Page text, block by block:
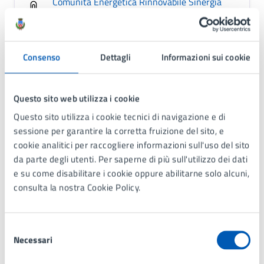
Consenso Dettagli Informazioni sui cookie
Questo sito web utilizza i cookie
Questo sito utilizza i cookie tecnici di navigazione e di
sessione per garantire la corretta fruizione del sito, e
cookie analitici per raccogliere informazioni sull'uso del sito
da parte degli utenti. Per saperne di più sull'utilizzo dei dati
e su come disabilitare i cookie oppure abilitarne solo alcuni,
consulta la nostra Cookie Policy.
delNecessari
Ambiente Ecologia
Telefono:039 73971
E-mail:ecologia@comune.lissone.mb.it
PEC:pec@comunedilissone.it
Con il supporto di: